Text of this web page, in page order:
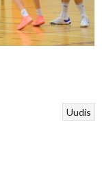
Uudis